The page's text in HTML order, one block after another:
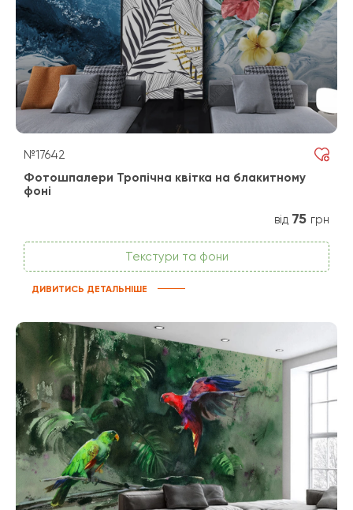
№17642
Фотошпалери Тропічна квітка на блакитному
фоні
від 75 грн
Текстури та фони
ДИВИТИСЬ ДЕТАЛЬНІШЕ